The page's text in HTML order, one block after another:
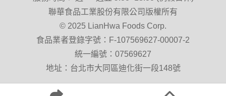
蜜汁腰果 飯卷專用海苔 萬歲牌-堅穀力
總匯點心 中秋禮盒 脆片 綜合 味付
萬歲牌 堅果隨身包22入
穀物棒 全聯 核桃 拜拜箱 寶寶 海苔
聯華食品工業股份有限公司版權所有
© 2025 LianHwa Foods Corp.
食品業者登錄字號：F-107569627-00007-2
統一編號：07569627
地址：台北市大同區迪化街一段148號